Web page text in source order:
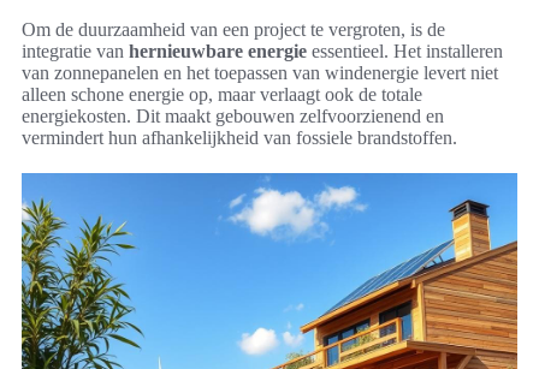
Om de duurzaamheid van een project te vergroten, is de
integratie van hernieuwbare energie essentieel. Het installeren
van zonnepanelen en het toepassen van windenergie levert niet
alleen schone energie op, maar verlaagt ook de totale
energiekosten. Dit maakt gebouwen zelfvoorzienend en
vermindert hun afhankelijkheid van fossiele brandstoffen.